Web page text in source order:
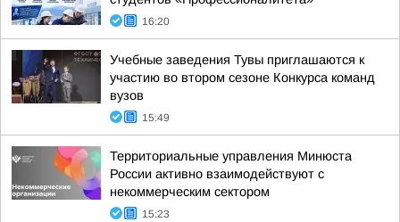
16:20
Учебные заведения Тувы приглашаются к
участию во втором сезоне Конкурса команд
вузов
15:49
Территориальные управления Минюста
России активно взаимодействуют с
некоммерческим сектором
15:23